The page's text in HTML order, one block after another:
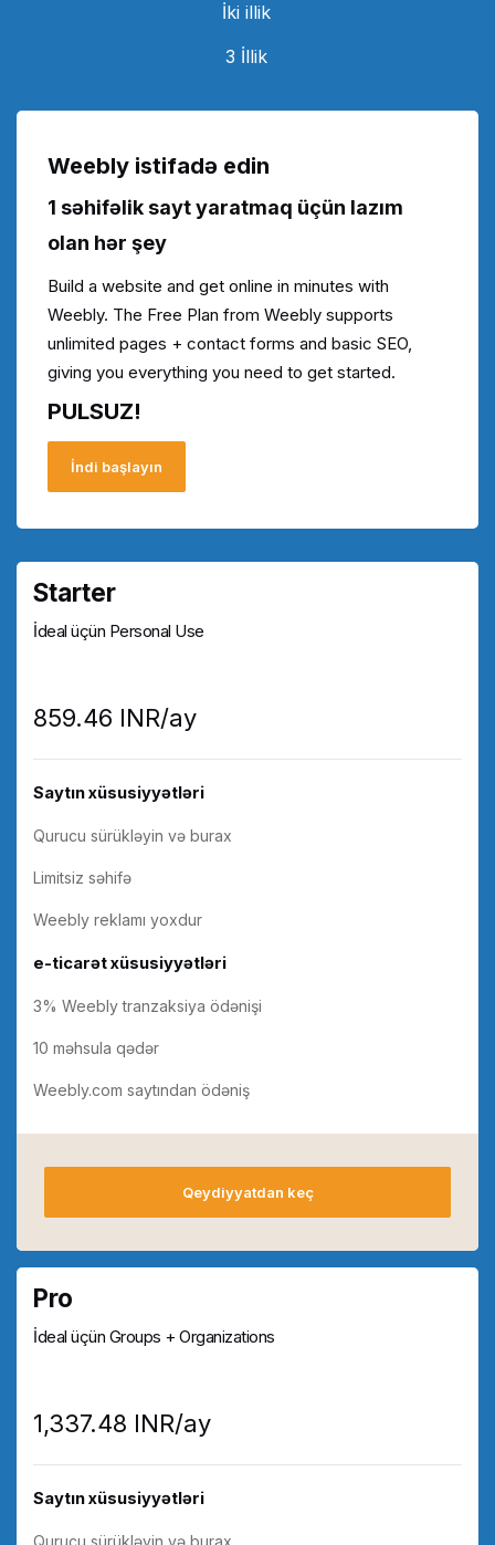
İki illik
3 İllik
Weebly istifadə edin
1 səhifəlik sayt yaratmaq üçün lazım
olan hər şey
Build a website and get online in minutes with
Weebly. The Free Plan from Weebly supports
unlimited pages + contact forms and basic SEO,
giving you everything you need to get started.
PULSUZ!
İndi başlayın
Starter
İdeal üçün Personal Use
₹859.46 INR/ay
Saytın xüsusiyyətləri
Qurucu sürükləyin və burax
Limitsiz səhifə
Weebly reklamı yoxdur
e-ticarət xüsusiyyətləri
3% Weebly tranzaksiya ödənişi
10 məhsula qədər
Weebly.com saytından ödəniş
Qeydiyyatdan keç
Pro
İdeal üçün Groups + Organizations
₹1,337.48 INR/ay
Saytın xüsusiyyətləri
Qurucu sürükləyin və burax